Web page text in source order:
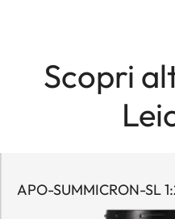
Scopri
APO-SUMMICRON-SL